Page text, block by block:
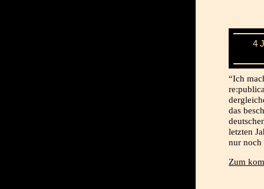
4
“Ich
das
letzten
nur
Zum